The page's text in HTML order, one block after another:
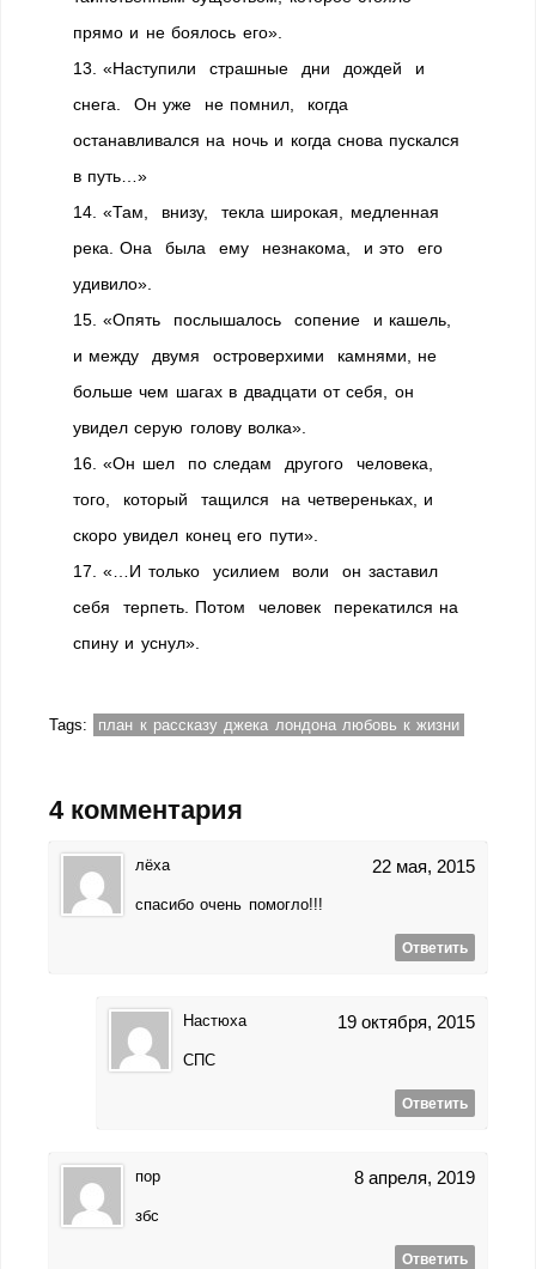
прямо и не боялось его».
13. «Наступили страшные дни дождей и
снега. Он уже не помнил, когда
останавливался на ночь и когда снова пускался
в путь…»
14. «Там, внизу, текла широкая, медленная
река. Она была ему незнакома, и это его
удивило».
15. «Опять послышалось сопение и кашель,
и между двумя островерхими камнями, не
больше чем шагах в двадцати от себя, он
увидел серую голову волка».
16. «Он шел по следам другого человека,
того, который тащился на четвереньках, и
скоро увидел конец его пути».
17. «…И только усилием воли он заставил
себя терпеть. Потом человек перекатился на
спину и уснул».
Tags: план к рассказу джека лондона любовь к жизни
4 комментария
лёха 22 мая, 2015
спасибо очень помогло!!!
Ответить
Настюха 19 октября, 2015
СПС
Ответить
пор 8 апреля, 2019
збс
Ответить